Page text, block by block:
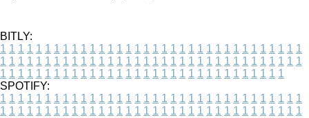
BITLY:
1 1 1 1 1 1 1 1 1 1 1 1 1 1 1 1 1 1 1 1 1 1 1 1 1 1 1 1 1 1 1 1 1 1
1 1 1 1 1 1 1 1 1 1 1 1 1 1 1 1 1 1 1 1 1 1 1 1 1 1 1 1 1 1 1 1 1 1
1 1 1 1 1 1 1 1 1 1 1 1 1 1 1 1 1 1 1 1 1 1 1 1 1 1 1 1 1 1 1 1
SPOTIFY:
1 1 1 1 1 1 1 1 1 1 1 1 1 1 1 1 1 1 1 1 1 1 1 1 1 1 1 1 1 1 1 1 1 1
1 1 1 1 1 1 1 1 1 1 1 1 1 1 1 1 1 1 1 1 1 1 1 1 1 1 1 1 1 1 1 1 1 1